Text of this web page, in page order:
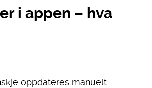
i appen – hva
oppdateres manuelt: